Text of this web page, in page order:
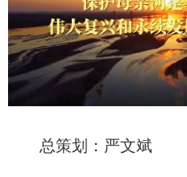
总策划：严文斌